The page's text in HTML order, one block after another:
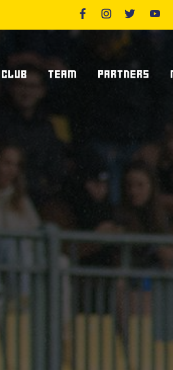
Parma
Legacy
CLUB
Organigramma Societario
TEAM
Statistiche
PARTNERS
Supplier Sponsor